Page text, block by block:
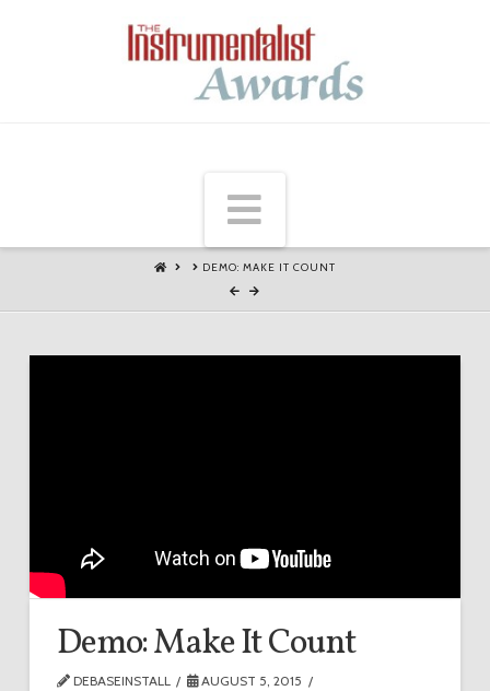
Navigation
HOME DEMO: MAKE IT COUNT
Demo: Make It Count
DEBASEINSTALL
AUGUST 5, 2015